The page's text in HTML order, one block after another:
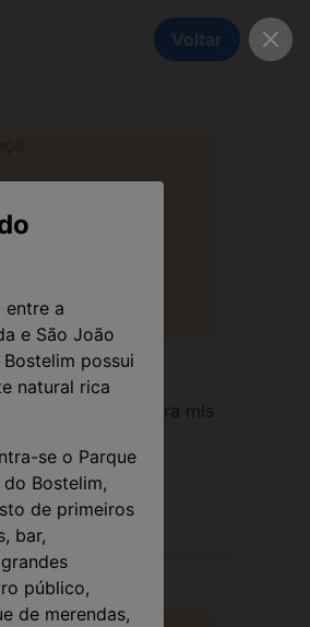
Voltar
Santa Luzia® em
Luzia® quer para entrega nas
de bolacha artesanal
A nossa batedeira mistura os
entre a
e São João
possui
natural rica
se o Parque
Bostelim,
de primeiros
bar,
público,
de merendas,